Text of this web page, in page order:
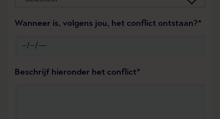
Wanneer is, volgens jou, het conflict ontstaan?
Beschrijf hieronder het conflict